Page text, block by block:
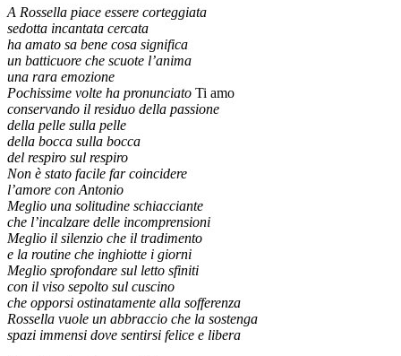
A Rossella piace essere corteggiata
sedotta incantata cercata
ha amato sa bene cosa significa
un batticuore che scuote l’anima
una rara emozione
Pochissime volte ha pronunciato Ti amo
conservando il residuo della passione
della pelle sulla pelle
della bocca sulla bocca
del respiro sul respiro
Non è stato facile far coincidere
l’amore con Antonio
Meglio una solitudine schiacciante
che l’incalzare delle incomprensioni
Meglio il silenzio che il tradimento
e la routine che inghiotte i giorni
Meglio sprofondare sul letto sfiniti
con il viso sepolto sul cuscino
che opporsi ostinatamente alla sofferenza
Rossella vuole un abbraccio che la sostenga
spazi immensi dove sentirsi felice e libera